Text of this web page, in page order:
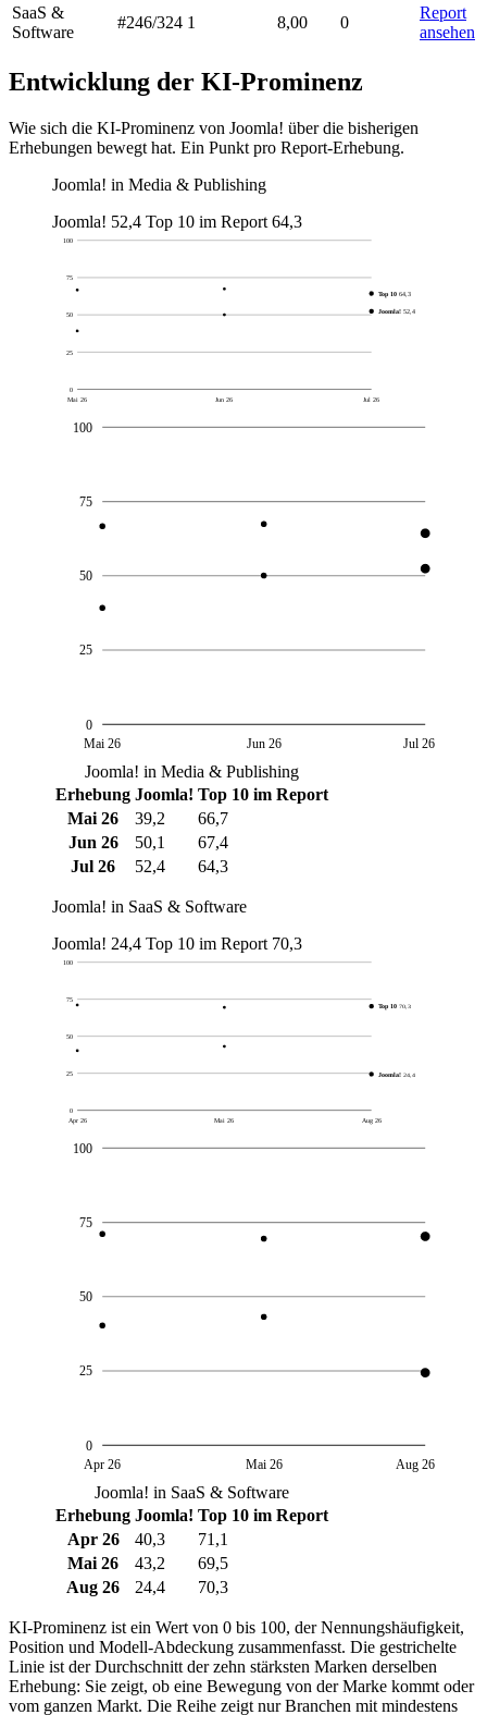
SaaS &
Software
#246/324 1 8,00 0
Report
ansehen
Entwicklung der KI-Prominenz
Wie sich die KI-Prominenz von Joomla! über die bisherigen
Erhebungen bewegt hat. Ein Punkt pro Report-Erhebung.
Joomla! in Media & Publishing
Joomla! 52,4 Top 10 im Report 64,3
0
25
50
75
100
Mai 26 Jun 26 Jul 26
Joomla! 52,4
Top 10 64,3
0
25
50
75
100
Mai 26 Jun 26 Jul 26
Joomla! in Media & Publishing
Erhebung Joomla! Top 10 im Report
Mai 26
39,2
66,7
Jun 26
50,1
67,4
Jul 26
52,4 64,3
Joomla! in SaaS & Software
Joomla! 24,4 Top 10 im Report 70,3
0
25
50
75
100
Apr 26 Mai 26 Aug 26
Joomla! 24,4
Top 10 70,3
0
25
50
75
100
Apr 26 Mai 26 Aug 26
Joomla! in SaaS & Software
Erhebung Joomla! Top 10 im Report
Apr 26
40,3
71,1
Mai 26
43,2
69,5
Aug 26
24,4 70,3
KI-Prominenz ist ein Wert von 0 bis 100, der Nennungshäufigkeit,
Position und Modell-Abdeckung zusammenfasst. Die gestrichelte
Linie ist der Durchschnitt der zehn stärksten Marken derselben
Erhebung: Sie zeigt, ob eine Bewegung von der Marke kommt oder
vom ganzen Markt. Die Reihe zeigt nur Branchen mit mindestens